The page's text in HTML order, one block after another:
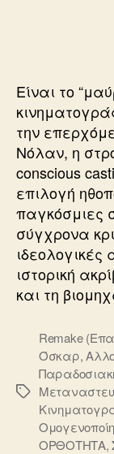
Είναι το
την
Νόλαν, η
conscious
επιλογή
παγκόσμιες
σύγχρονα
ιστορική
και τη
Ετικέτες
Remake
Όσκαρ,
ΟΡΘΟΤΗΤΑ,